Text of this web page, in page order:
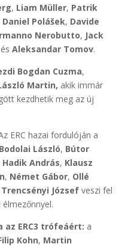
, Liam Müller, Patrik
Daniel Polášek, Davide
Nerobutto, Jack
Aleksandar Tomov.
Bogdan Cuzma,
Martin, akik immár
kezdhetik meg az új
ERC hazai fordulóján a
Bodolai László, Bútor
Hadik András, Klausz
, Német Gábor, Ollé
Trencsényi Józsefveszi fel
az ERC3 trófeáért: a
Kohn, Martin